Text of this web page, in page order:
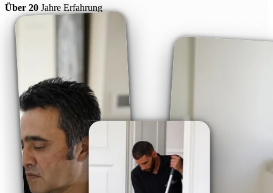
Über 20 Jahre Erfahrung